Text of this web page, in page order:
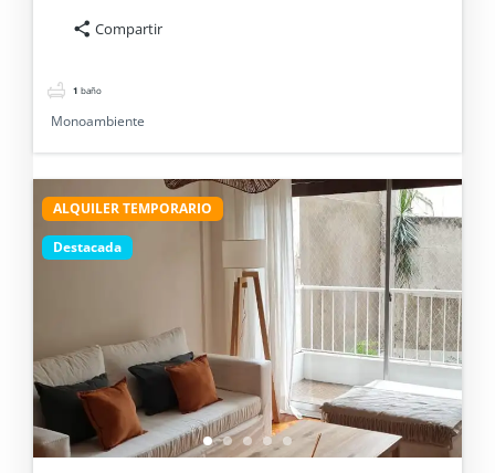
Compartir
1 baño
Monoambiente
ALQUILER TEMPORARIO
Destacada